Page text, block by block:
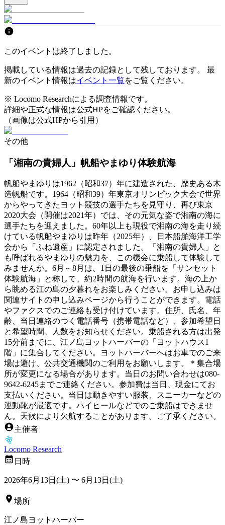
このイベントは終了しました。
掲載している情報は過去の記録として残しております。 最
新のイベント情報はイベント一覧をご覧ください。
※ Locomo Researchによる調査情報です。
詳細や正式な情報は公式HPをご確認ください。
（画像は公式HPから引用）
その他
「湘南の貴婦人」帆船やまゆり体験航海
帆船やまゆりは1962（昭和37）年に建造された、歴史ある木
造帆船です。1964（昭和39）年東京オリンピック大会で世界
からやってきたヨット競技の選手たちを見守り、再び東京
2020大会（開催は2021年）では、その元気な姿で湘南の海に
選手たちを迎えました。60年以上も現役で湘南の海を走り続
けている帆船やまゆりは昨年（2025年）、日本船舶海洋工学
会から「ふね遺産」に認定されました。「湘南の貴婦人」と
も呼ばれるやまゆりの魅力を、この機会に乗船して体験して
みませんか。6月～8月は、1日の最後の乗船を「サンセット
体験航海」と称して、約2時間の航海を行います。海の上か
ら眺める江の島の夕暮れをお楽しみください。お申し込みは
関連サイトの申し込みページから行うことができます。電話
やファクスでのご連絡も受け付けています。住所、氏名、年
齢、当日連絡のつく電話番号（携帯電話など）、参加希望日
と希望時間、人数をお知らせください。乗船される方は出発
15分前までに、江ノ島ヨットハーバーの「ヨットハウス1
階」に集合してください。ヨットハーバーへはお車でのご来
場は避け、公共交通機関のご利用をお願いします。＊集合場
所が変更になる場合があります。当日のお問い合わせは080-
9642-6245までご連絡ください。参加費は当日、現金にてお
支払いください。当日は動きやすい服装、スニーカーなどの
運動靴が最適です。ハイヒールなどでのご乗船はできませ
ん。天候により欠航することがあります。ご了承ください。
主催者
Locomo Research
日時
2026年6月13日(土) 〜 6月13日(土)
場所
江ノ島ヨットハーバー